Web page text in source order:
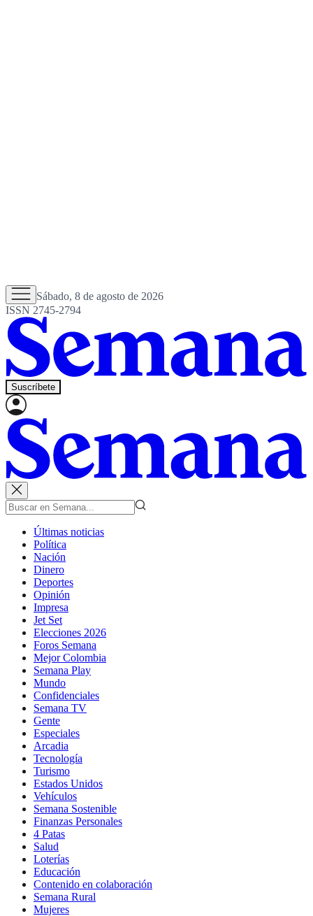
Sábado, 8 de agosto de 2026
ISSN 2745-2794
Suscríbete
Últimas noticias
Política
Nación
Dinero
Deportes
Opinión
Impresa
Jet Set
Elecciones 2026
Foros Semana
Mejor Colombia
Semana Play
Mundo
Confidenciales
Semana TV
Gente
Especiales
Arcadia
Tecnología
Turismo
Estados Unidos
Vehículos
Semana Sostenible
Finanzas Personales
4 Patas
Salud
Loterías
Educación
Contenido en colaboración
Semana Rural
Mujeres